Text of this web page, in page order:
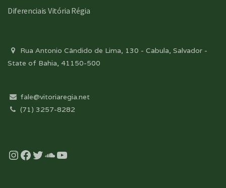
Diferenciais Vitória Régia
Rua Antonio Cândido de Lima, 130 - Cabula, Salvador -
State of Bahia, 41150-500
fale@vitoriaregia.net
(71) 3257-8282
Instagram
Facebook
Twitter
Soundcloud
YouTube